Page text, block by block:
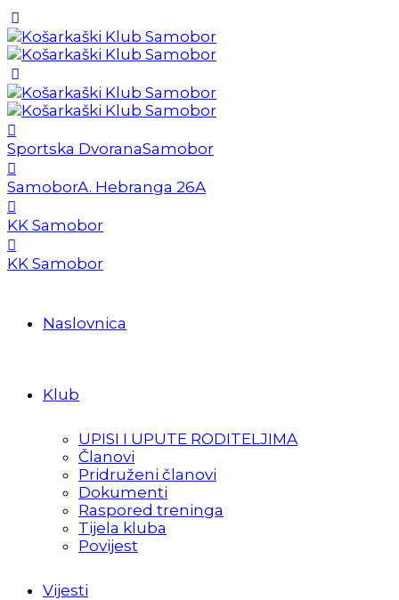
Sportska DvoranaSamobor
SamoborA. Hebranga 26A
KK Samobor
KK Samobor
Naslovnica
Klub
UPISI I UPUTE RODITELJIMA
Članovi
Pridruženi članovi
Dokumenti
Raspored treninga
Tijela kluba
Povijest
Vijesti